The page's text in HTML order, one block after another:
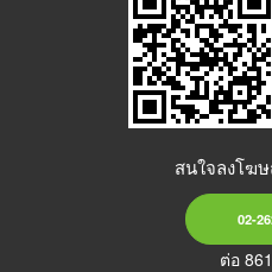
สนใจลงโฆ
02-
ต่อ